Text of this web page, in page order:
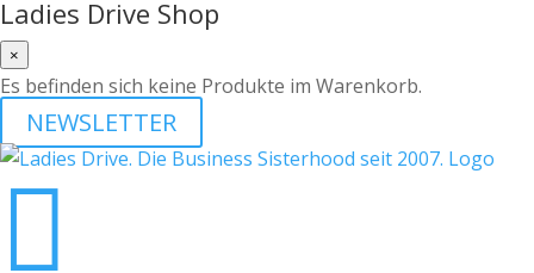
Ladies Drive Shop
×
Es befinden sich keine Produkte im Warenkorb.
NEWSLETTER
